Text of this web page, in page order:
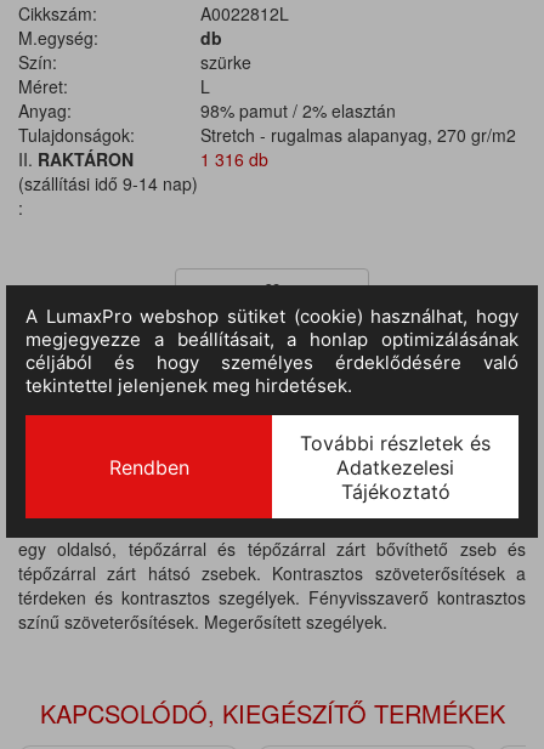
Cikkszám:
A0022812L
M.egység:
db
Szín:
szürke
Méret:
L
Anyag:
98% pamut / 2% elasztán
Tulajdonságok:
Stretch - rugalmas alapanyag, 270 gr/m2
II. RAKTÁRON
(szállítási idő 9-14 nap)
:
1 316 db
TERMÉKINFORMÁCIÓ
g/m2. Egész évben használható munkanadrág rugalmas (stretch)
anyagból, elasztikus oldalsó derékrésszel és övhurkokkal. Két
nagyméretű, kontrasztos külső megerősítéssel ellátott elülső
zseb, többfunkciós, bővíthető oldalzseb fényvisszaverő csíkkal,
egy oldalsó, tépőzárral és tépőzárral zárt bővíthető zseb és
tépőzárral zárt hátsó zsebek. Kontrasztos szöveterősítések a
térdeken és kontrasztos szegélyek. Fényvisszaverő kontrasztos
színű szöveterősítések. Megerősített szegélyek.
KAPCSOLÓDÓ, KIEGÉSZÍTŐ TERMÉKEK